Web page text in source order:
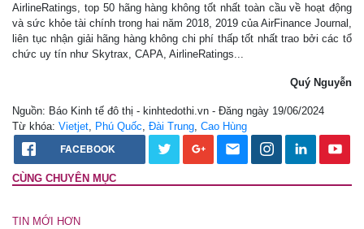
AirlineRatings, top 50 hãng hàng không tốt nhất toàn cầu về hoạt động
và sức khỏe tài chính trong hai năm 2018, 2019 của AirFinance Journal,
liên tục nhận giải hãng hàng không chi phí thấp tốt nhất trao bởi các tổ
chức uy tín như Skytrax, CAPA, AirlineRatings...
Quý Nguyễn
Nguồn: Báo Kinh tế đô thị - kinhtedothi.vn - Đăng ngày 19/06/2024
Từ khóa: Vietjet Phú Quốc Đài Trung Cao Hùng
FACEBOOK
CÙNG CHUYÊN MỤC
TIN MỚI HƠN